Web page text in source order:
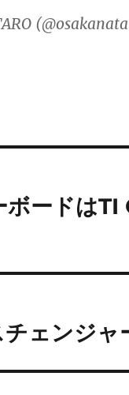
ードはTI
ェンジャ